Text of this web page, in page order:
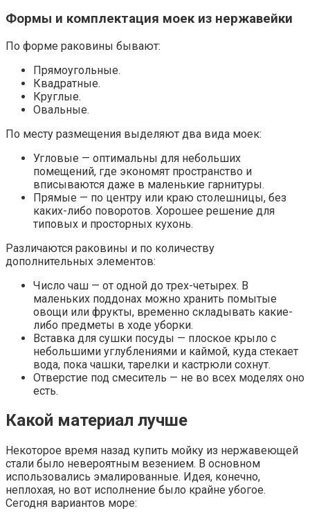
Формы и комплектация моек из нержавейки
По форме раковины бывают:
Прямоугольные.
Квадратные.
Круглые.
Овальные.
По месту размещения выделяют два вида моек:
Угловые — оптимальны для небольших
помещений, где экономят пространство и
вписываются даже в маленькие гарнитуры.
Прямые — по центру или краю столешницы, без
каких-либо поворотов. Хорошее решение для
типовых и просторных кухонь.
Различаются раковины и по количеству
дополнительных элементов:
Число чаш — от одной до трех-четырех. В
маленьких поддонах можно хранить помытые
овощи или фрукты, временно складывать какие-
либо предметы в ходе уборки.
Вставка для сушки посуды — плоское крыло с
небольшими углублениями и каймой, куда стекает
вода, пока чашки, тарелки и кастрюли сохнут.
Отверстие под смеситель — не во всех моделях оно
есть.
Какой материал лучше
Некоторое время назад купить мойку из нержавеющей
стали было невероятным везением. В основном
использовались эмалированные. Идея, конечно,
неплохая, но вот исполнение было крайне убогое.
Сегодня вариантов море: